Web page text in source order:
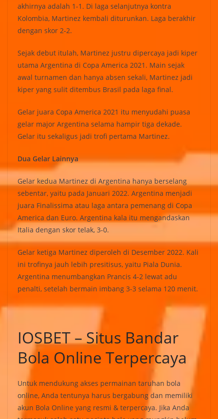
akhirnya adalah 1-1. Di laga selanjutnya kontra
Kolombia, Martinez kembali diturunkan. Laga berakhir
dengan skor 2-2.
Sejak debut itulah, Martinez justru dipercaya jadi kiper
utama Argentina di Copa America 2021. Main sejak
awal turnamen dan hanya absen sekali, Martinez jadi
kiper yang sulit ditembus Brasil pada laga final.
Gelar juara Copa America 2021 itu menyudahi puasa
gelar major Argentina selama hampir tiga dekade.
Gelar itu sekaligus jadi trofi pertama Martinez.
Dua Gelar Lainnya
Gelar kedua Martinez di Argentina hanya berselang
sebentar, yaitu pada Januari 2022. Argentina menjadi
juara Finalissima atau laga antara pemenang di Copa
America dan Euro. Argentina kala itu mengandaskan
Italia dengan skor telak, 3-0.
Gelar ketiga Martinez diperoleh di Desember 2022. Kali
ini trofinya jauh lebih presitisus, yaitu Piala Dunia.
Argentina menumbangkan Prancis 4-2 lewat adu
penalti, setelah bermain imbang 3-3 selama 120 menit.
IOSBET – Situs Bandar
Bola Online Terpercaya
Untuk mendukung akses permainan taruhan bola
online, Anda tentunya harus bergabung dan memiliki
akun Bola Online yang resmi & terpercaya. Jika Anda